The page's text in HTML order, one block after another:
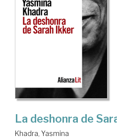
La deshonra de
Khadra, Yasmina